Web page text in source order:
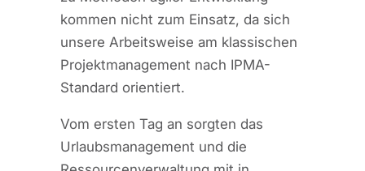
kommen nicht zum Einsatz, da sich
unsere Arbeitsweise am klassischen
Projektmanagement nach IPMA-
Standard orientiert.
Vom ersten Tag an sorgten das
Urlaubsmanagement und die